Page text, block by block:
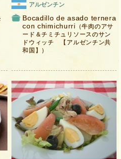
アルゼンチン
Bocadillo de asado ternera
con chimichurri （牛肉のアサ
ード＆チミチュリソースのサン
ドウィッチ 【アルゼンチン共
和国】）